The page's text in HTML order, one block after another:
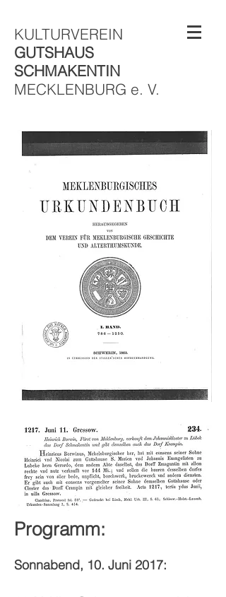
KULTURVEREIN
GUTSHAUS
SCHMAKENTIN
MECKLENBURG e. V.
Programm:
Sonnabend, 10. Juni 2017: